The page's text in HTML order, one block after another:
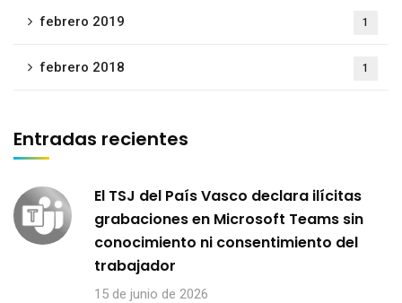
febrero 2019 1
febrero 2018 1
Entradas recientes
El TSJ del País Vasco declara ilícitas
grabaciones en Microsoft Teams sin
conocimiento ni consentimiento del
trabajador
15 de junio de 2026